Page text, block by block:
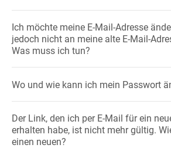
Ich möchte meine E-Mail-Adresse
jedoch nicht an meine alte E-Mail-
Was muss ich tun?
Wo und wie kann ich mein Passwort
Der Link, den ich per E-Mail für ein
erhalten habe, ist nicht mehr gültig.
einen neuen?